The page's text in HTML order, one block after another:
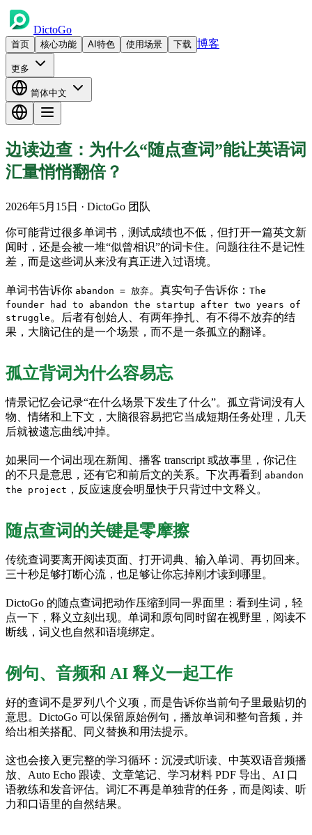
DictoGo
首页 核心功能 AI特色 使用场景 下载 博客
更多
简体中文
边读边查：为什么“随点查词”能让英语词
汇量悄悄翻倍？
2026年5月15日 · DictoGo 团队
你可能背过很多单词书，测试成绩也不低，但打开一篇英文新
闻时，还是会被一堆“似曾相识”的词卡住。问题往往不是记性
差，而是这些词从来没有真正进入过语境。
单词书告诉你 abandon = 放弃。真实句子告诉你： The
founder had to abandon the startup after two years of
struggle 。后者有创始人、有两年挣扎、有不得不放弃的结
果，大脑记住的是一个场景，而不是一条孤立的翻译。
孤立背词为什么容易忘
情景记忆会记录“在什么场景下发生了什么”。孤立背词没有人
物、情绪和上下文，大脑很容易把它当成短期任务处理，几天
后就被遗忘曲线冲掉。
如果同一个词出现在新闻、播客 transcript 或故事里，你记住
的不只是意思，还有它和前后文的关系。下次再看到 abandon
the project ，反应速度会明显快于只背过中文释义。
随点查词的关键是零摩擦
传统查词要离开阅读页面、打开词典、输入单词、再切回来。
三十秒足够打断心流，也足够让你忘掉刚才读到哪里。
DictoGo 的随点查词把动作压缩到同一界面里：看到生词，轻
点一下，释义立刻出现。单词和原句同时留在视野里，阅读不
断线，词义也自然和语境绑定。
例句、音频和 AI 释义一起工作
好的查词不是罗列八个义项，而是告诉你当前句子里最贴切的
意思。DictoGo 可以保留原始例句，播放单词和整句音频，并
给出相关搭配、同义替换和用法提示。
这也会接入更完整的学习循环：沉浸式听读、中英双语音频播
放、Auto Echo 跟读、文章笔记、学习材料 PDF 导出、AI 口
语教练和发音评估。词汇不再是单独背的任务，而是阅读、听
力和口语里的自然结果。